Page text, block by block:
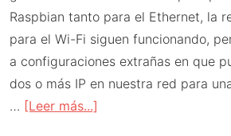
Raspbian tanto para el Ethernet, la
para el Wi-Fi siguen funcionando,
a configuraciones extrañas en que
dos o más IP en nuestra red para
… [Leer más...]